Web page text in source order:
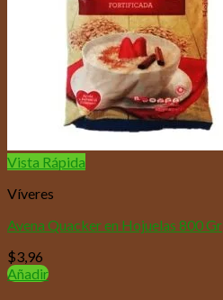
Vista Rápida
Víveres
Avena Quacker en Hojuelas 800 Gr
$3,96
Añadir